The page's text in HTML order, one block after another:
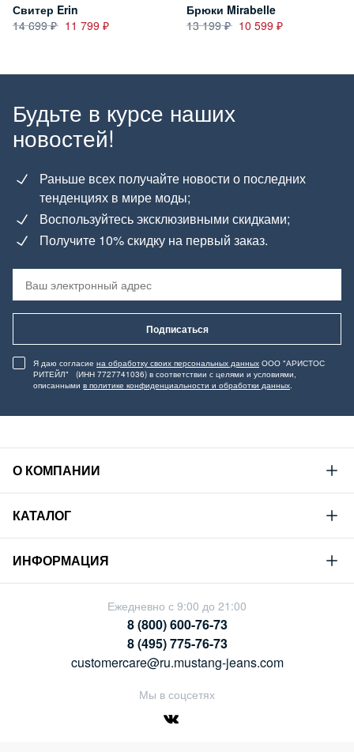
Свитер Erin
14 699
11 799
Брюки Mirabelle
13 199
10 599
Будьте в курсе наших
новостей!
Раньше всех получайте новости о последних
тенденциях в мире моды;
Воспользуйтесь эксклюзивными скидками;
Получите 10% скидку на первый заказ.
Подписаться
Я даю согласие на обработку своих персональных данных ООО "АРИСТОС
РИТЕЙЛ" (ИНН 7727741036) в соответствии с целями и условиями,
описанными в политике конфиденциальности и обработки данных
О КОМПАНИИ
Mustang
Философия
Устойчивое развитие
Сотрудничество
КАТАЛОГ
Новая коллекция
Гид по мужскому дениму
Гид по женскому дениму
ИНФОРМАЦИЯ
Условия продажи
Политика конфиденциальности
Ежедневно с 9:00 до 21:00
8 (800) 600-76-73
8 (495) 775-76-73
customercare@ru.mustang-jeans.com
Мы в соцсетях